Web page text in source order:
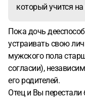
который учится
Пока дочь
устраивать свою
мужского пола
согласии),
его родителей.
Отец и Вы